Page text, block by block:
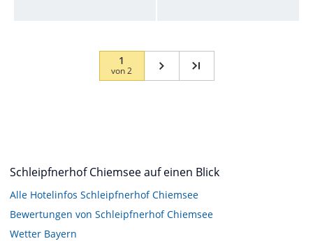
1
von2
Schleipfnerhof Chiemsee auf einen Blick
Alle Hotelinfos Schleipfnerhof Chiemsee
Bewertungen von Schleipfnerhof Chiemsee
Wetter Bayern